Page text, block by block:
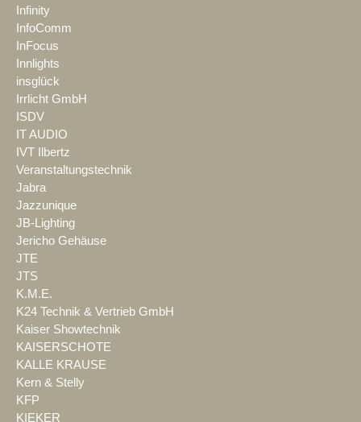
Infinity
InfoComm
InFocus
Innlights
insglück
Irrlicht GmbH
ISDV
IT AUDIO
IVT Ilbertz
Veranstaltungstechnik
Jabra
Jazzunique
JB-Lighting
Jericho Gehäuse
JTE
JTS
K.M.E.
K24 Technik & Vertrieb GmbH
Kaiser Showtechnik
KAISERSCHOTE
KALLE KRAUSE
Kern & Stelly
KFP
KIEKER